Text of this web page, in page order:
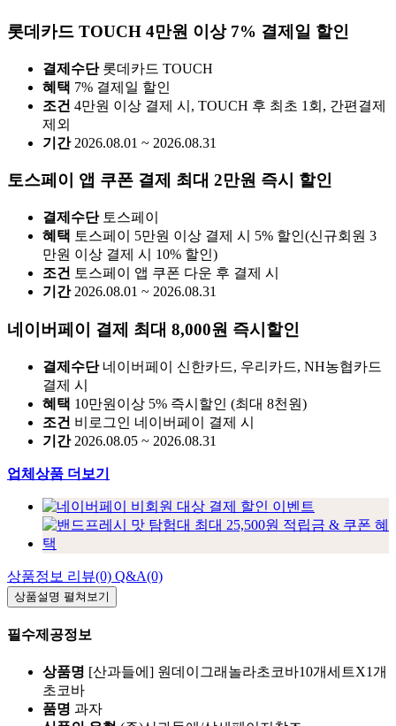
롯데카드 TOUCH 4만원 이상 7% 결제일 할인
결제수단 롯데카드 TOUCH
혜택 7% 결제일 할인
조건 4만원 이상 결제 시, TOUCH 후 최초 1회, 간편결제
제외
기간 2026.08.01 ~ 2026.08.31
토스페이 앱 쿠폰 결제 최대 2만원 즉시 할인
결제수단 토스페이
혜택 토스페이 5만원 이상 결제 시 5% 할인(신규회원 3
만원 이상 결제 시 10% 할인)
조건 토스페이 앱 쿠폰 다운 후 결제 시
기간 2026.08.01 ~ 2026.08.31
네이버페이 결제 최대 8,000원 즉시할인
결제수단 네이버페이 신한카드, 우리카드, NH농협카드
결제 시
혜택 10만원이상 5% 즉시할인 (최대 8천원)
조건 비로그인 네이버페이 결제 시
기간 2026.08.05 ~ 2026.08.31
업체상품 더보기
상품정보 리뷰(0) Q&A(0)
상품설명 펼쳐보기
필수제공정보
상품명 [산과들에] 원데이그래놀라초코바10개세트X1개
초코바
품명 과자